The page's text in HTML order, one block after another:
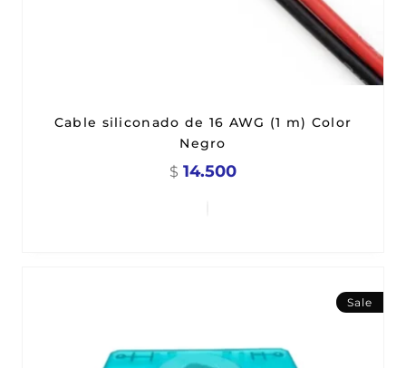
Cable siliconado de 16 AWG (1 m) Color
Negro
$ 14.500
Sale